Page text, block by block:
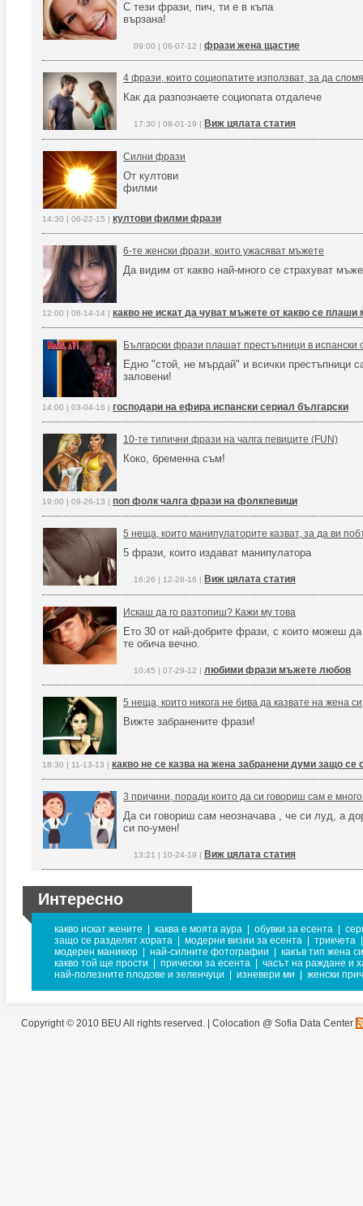
С тези фрази, пич, ти е в къпа
вързана!
09:00 | 06-07-12 | фрази жена щастие
4 фрази, които социопатите използват, за да
Как да разпознаете социопата отдалече
17:30 | 08-01-19 | Виж цялата статия
Силни фрази
От култови
филми
14:30 | 06-22-15 | култови филми фрази
6-те женски фрази, които ужасяват мъжете
Да видим от какво най-много се страхуват
12:00 | 06-14-14 | какво не искат да чуват мъжете от какво се
Български фрази плашат престъпници в испански
Едно "стой, не мърдай" и всички престъпници
заловени!
14:00 | 03-04-16 | господари на ефира испански сериал български
10-те типични фрази на чалга певиците (FUN)
Коко, бременна съм!
19:00 | 09-26-13 | поп фолк чалга фрази на фолкпевици
5 неща, които манипулаторите казват, за да ви
5 фрази, които издават манипулатора
16:26 | 12-28-16 | Виж цялата статия
Искаш да го разтопиш? Кажи му това
Ето 30 от най-добрите фрази, с които можеш
те обича вечно.
10:45 | 07-29-12 | любими фрази мъжете любов
5 неща, които никога не бива да казвате на жена си
Вижте забранените фрази!
18:30 | 11-13-13 | какво не се казва на жена забранени думи защо се
3 причини, поради които да си говориш сам е
Да си говориш сам неозначава , че си луд, а
си по-умен!
13:21 | 10-24-19 | Виж цялата статия
Интересно
какво искат жените каква е моята аура обувки за есента
защо се разделят хората
модерни визии за есента трикчета
модерен маникюр
най-силните фотографии
какъв тип жена си
какво той ще прости
прически за есента
часът на раждане и
най-полезните плодове и зеленчуци
изневери ми женски
Copyright © 2010 BEU All rights reserved. | Colocation @ Sofia Data Center